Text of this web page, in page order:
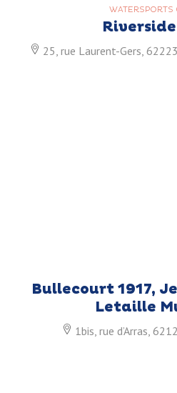
WATERSPORTS
25, rue Laurent-Gers,
Bullecourt 1917,
Letaille
1bis, rue d’Arras,